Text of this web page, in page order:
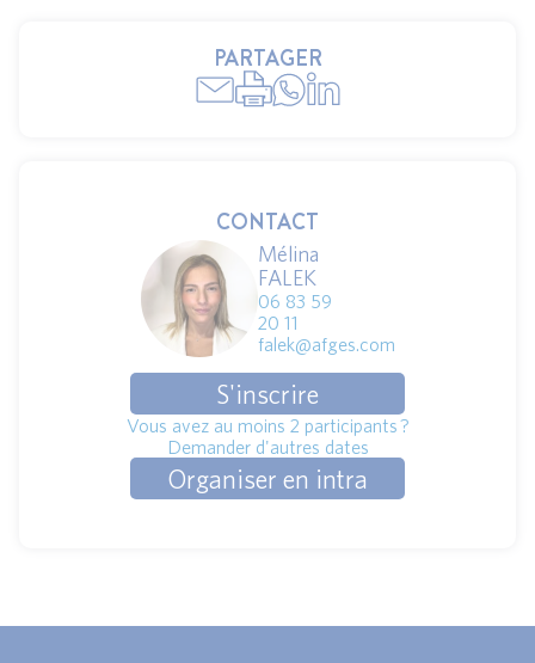
PARTAGER
CONTACT
Mélina
FALEK
06 83 59
20 11
falek@afges.com
S'inscrire
Vous avez au moins 2 participants ?
Demander d'autres dates
Organiser en intra